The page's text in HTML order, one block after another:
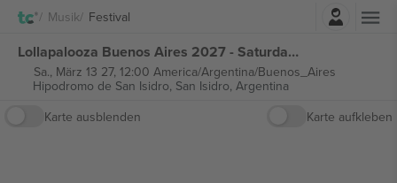
Musik Festival
Lollapalooza Buenos Aires 2027 - Saturday Ticket tickets
Sa., März 13 27, 12:00 America/Argentina/Buenos_Aires
Hipodromo de San Isidro, San Isidro, Argentina
Karte ausblenden
Karte aufkleben